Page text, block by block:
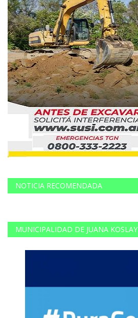
NOTICIA RECOMENDADA
MUNICIPALIDAD DE JUANA KOSLAY